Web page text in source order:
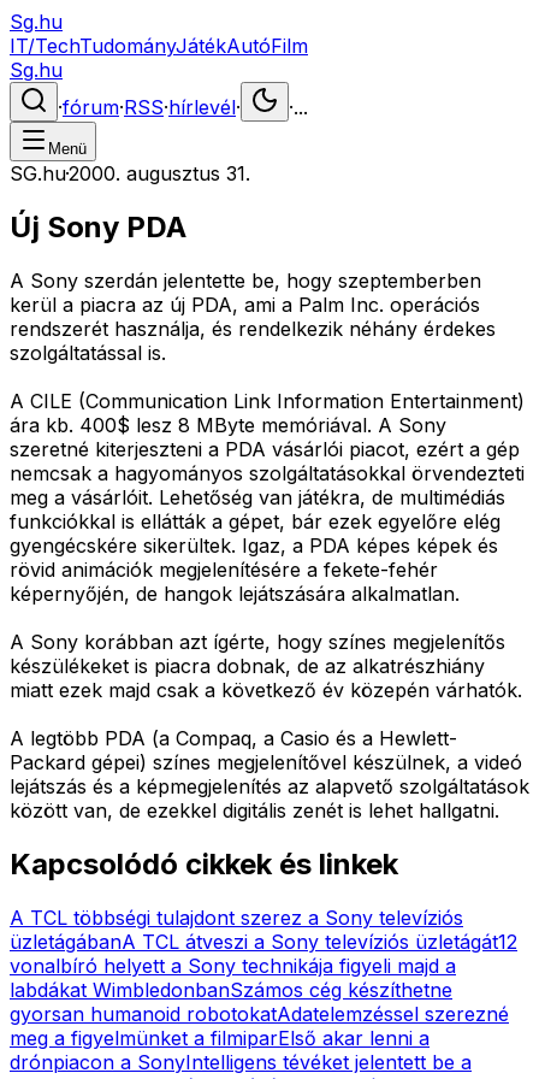
Sg.hu
IT/TechTudományJátékAutóFilm
Sg.hu
·fórum·RSS·hírlevél· ·...
Menü
SG.hu·2000. augusztus 31.
Új Sony PDA
A Sony szerdán jelentette be, hogy szeptemberben
kerül a piacra az új PDA, ami a Palm Inc. operációs
rendszerét használja, és rendelkezik néhány érdekes
szolgáltatással is.
A CILE (Communication Link Information Entertainment)
ára kb. 400$ lesz 8 MByte memóriával. A Sony
szeretné kiterjeszteni a PDA vásárlói piacot, ezért a gép
nemcsak a hagyományos szolgáltatásokkal örvendezteti
meg a vásárlóit. Lehetőség van játékra, de multimédiás
funkciókkal is ellátták a gépet, bár ezek egyelőre elég
gyengécskére sikerültek. Igaz, a PDA képes képek és
rövid animációk megjelenítésére a fekete-fehér
képernyőjén, de hangok lejátszására alkalmatlan.
A Sony korábban azt ígérte, hogy színes megjelenítős
készülékeket is piacra dobnak, de az alkatrészhiány
miatt ezek majd csak a következő év közepén várhatók.
A legtöbb PDA (a Compaq, a Casio és a Hewlett-
Packard gépei) színes megjelenítővel készülnek, a videó
lejátszás és a képmegjelenítés az alapvető szolgáltatások
között van, de ezekkel digitális zenét is lehet hallgatni.
Kapcsolódó cikkek és linkek
A TCL többségi tulajdont szerez a Sony televíziós
üzletágábanA TCL átveszi a Sony televíziós üzletágát12
vonalbíró helyett a Sony technikája figyeli majd a
labdákat WimbledonbanSzámos cég készíthetne
gyorsan humanoid robotokatAdatelemzéssel szerezné
meg a figyelmünket a filmiparElső akar lenni a
drónpiacon a SonyIntelligens tévéket jelentett be a